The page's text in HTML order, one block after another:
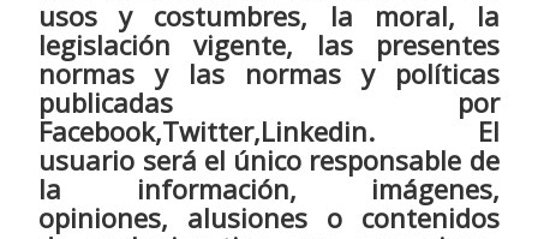
usos y costumbres, la moral, la
legislación vigente, las presentes
normas y las normas y políticas
publicadas por
Facebook,Twitter,Linkedin. El
usuario será el único responsable de
la información, imágenes,
opiniones, alusiones o contenidos